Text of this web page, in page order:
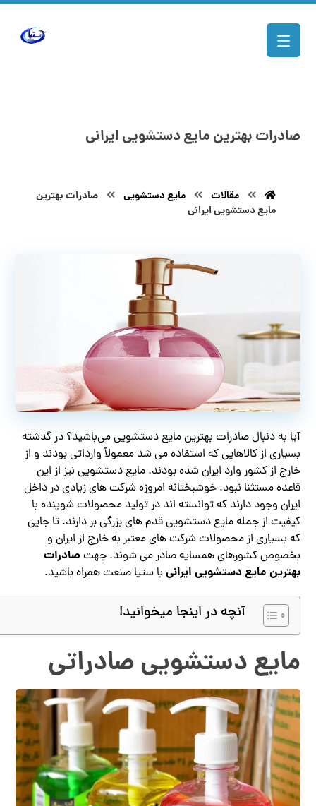
صادرات بهترین مایع دستشویی ایرانی
مقالات مایع دستشویی
صادرات بهترین
مایع دستشویی ایرانی
آیا به دنبال صادرات بهترین مایع دستشویی می‌باشید؟در گذشته
بسیاری از کالاهایی که استفاده می شد معمولاً وارداتی بودند و از
خارج از کشور وارد ایران شده بودند. مایع دستشویی نیز از این
قاعده مستثنا نبود. خوشبختانه امروزه شرکت های زیادی در داخل
ایران وجود دارند که توانسته اند در تولید محصولات شوینده با
کیفیت از جمله مایع دستشویی قدم های بزرگی بر دارند. تا جایی
که بسیاری از محصولات شرکت های معتبر به خارج از ایران و
بخصوص کشورهای همسایه صادر می شوند. جهت صادرات
بهترین مایع دستشویی ایرانی با ستیا صنعت همراه باشید.
آنچه در اینجا میخوانید!
مایع دستشویی صادراتی